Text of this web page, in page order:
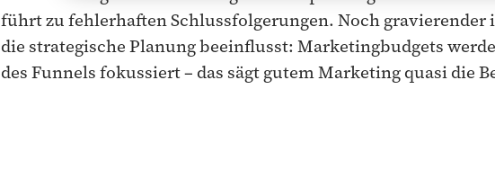
führt zu fehlerhaften Schlussfolgerungen. Noch gravierender
die strategische Planung beeinflusst: Marketingbudgets
des Funnels fokussiert – das sägt gutem Marketing quasi die